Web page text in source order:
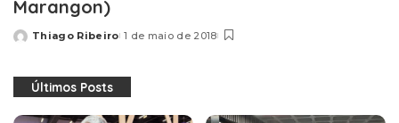
Marangon)
Posted
Thiago Ribeiro 1 de maio de 2018
Últimos Posts